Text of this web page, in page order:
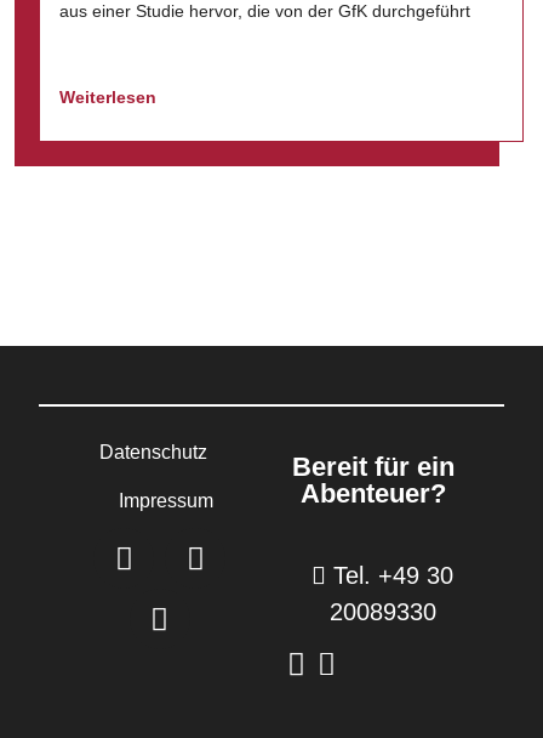
aus einer Studie hervor, die von der GfK durchgeführt
Weiterlesen
Datenschutz
Impressum
Bereit für ein
Abenteuer?
Tel. +49 30
20089330